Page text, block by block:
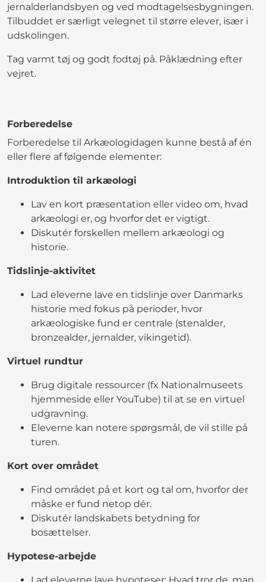
jernalderlandsbyen og ved modtagelsesbygningen.
Tilbuddet er særligt velegnet til større elever, især i
udskolingen.
Tag varmt tøj og godt fodtøj på. Påklædning efter
vejret.
Forberedelse
Forberedelse til Arkæologidagen kunne bestå af én
eller flere af følgende elementer:
Introduktion til arkæologi
Lav en kort præsentation eller video om, hvad
arkæologi er, og hvorfor det er vigtigt.
Diskutér forskellen mellem arkæologi og
historie.
Tidslinje-aktivitet
Lad eleverne lave en tidslinje over Danmarks
historie med fokus på perioder, hvor
arkæologiske fund er centrale (stenalder,
bronzealder, jernalder, vikingetid).
Virtuel rundtur
Brug digitale ressourcer (fx Nationalmuseets
hjemmeside eller YouTube) til at se en virtuel
udgravning.
Eleverne kan notere spørgsmål, de vil stille på
turen.
Kort over området
Find området på et kort og tal om, hvorfor der
måske er fund netop dér.
Diskutér landskabets betydning for
bosættelser.
Hypotese-arbejde
Lad eleverne lave hypoteser: Hvad tror de, man